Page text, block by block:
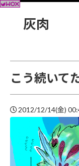
灰肉
こう続いて
2012/12/14(金)